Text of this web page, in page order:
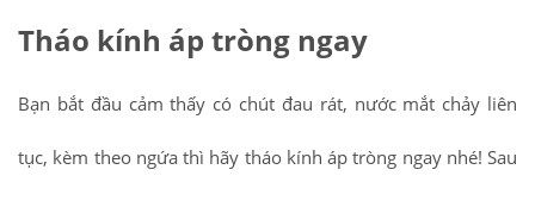
Tháo kính áp tròng ngay
Bạn bắt đầu cảm thấy có chút đau rát, nước mắt chảy liên
tục, kèm theo ngứa thì hãy tháo kính áp tròng ngay nhé! Sau